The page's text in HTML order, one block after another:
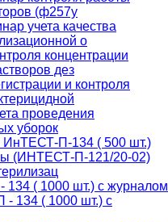
(ф257у
учета качества
о
концентрации
дез
и контроля
проведения
уборок
ИнТЕСТ-П-134 ( 500 шт.)
(ИНТЕСТ-П-121/20-02)
134 ( 1000 шт.) с журналом
- 134 ( 1000 шт.) с